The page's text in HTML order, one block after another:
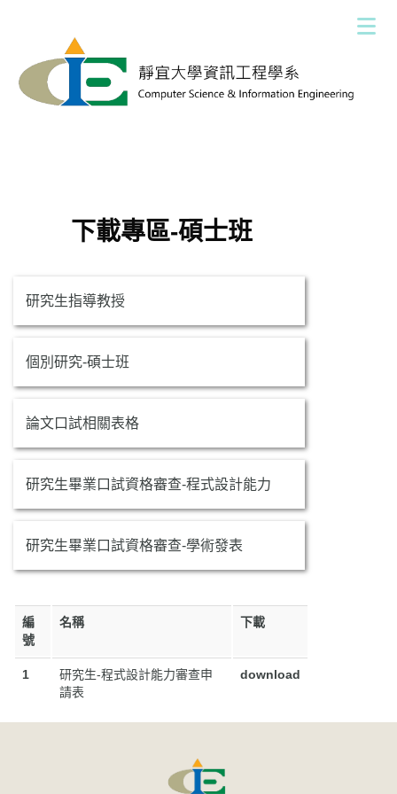
內
下載專區-碩士班
研究生指導教授
個別研究-碩士班
論文口試相關表格
研究生畢業口試資格審查-程式設計能力
研究生畢業口試資格審查-學術發表
編
號
名稱 下載
1
研究生-程式設計能力審查申
請表
download